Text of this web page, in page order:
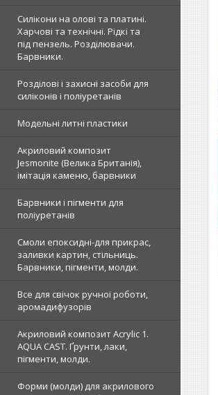
Силікони на олові та платині.
Харчові та технічні. Рідкі та
під пензель. Розділювачи.
Барвники.
Розділові і захисні засоби для
силіконів і поліуретанів
Модельні литні пластики
Акриловий композит
Jesmonite (Велика Британія),
імітація каменю, барвники
Барвники і пігменти для
поліуретанів
Смоли епоксидні-для прикрас,
заливки картин, стільниць.
Барвники, пігменти, молди.
Все для свічок ручної роботи,
аромадифузорів
Акриловий композит Acrylic 1.
AQUA CAST. Ґрунти, лаки,
пігменти, молди.
Форми (молди) для акрилового